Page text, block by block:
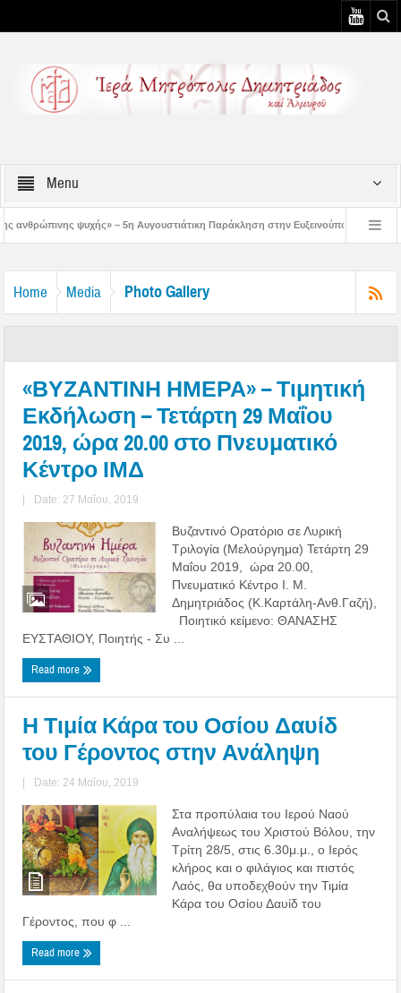
Menu
5η Αυγουστιάτικη Παράκληση στην Ευξεινούπολη Χειροθεσία
Home Media Photo Gallery
«ΒΥΖΑΝΤΙΝΗ ΗΜΕΡΑ» – Τιμητική
Εκδήλωση – Τετάρτη 29 Μαΐου
2019, ώρα 20.00 στο Πνευματικό
Κέντρο ΙΜΔ
| Date: 27 Μαΐου, 2019
Βυζαντινό Ορατόριο σε Λυρική
Τριλογία (Μελούργημα) Τετάρτη 29
Μαΐου 2019, ώρα 20.00,
Πνευματικό Κέντρο Ι. Μ.
Δημητριάδος (Κ.Καρτάλη-Ανθ.Γαζή),
Ποιητικό κείμενο: ΘΑΝΑΣΗΣ
ΕΥΣΤΑΘΙΟΥ, Ποιητής - Συ ...
Read more
Η Τιμία Κάρα του Οσίου Δαυίδ
του Γέροντος στην Ανάληψη
| Date: 24 Μαΐου, 2019
Στα προπύλαια του Ιερού Ναού
Αναλήψεως του Χριστού Βόλου, την
Τρίτη 28/5, στις 6.30μ.μ., ο Ιερός
κλήρος και ο φιλάγιος και πιστός
Λαός, θα υποδεχθούν την Τιμία
Κάρα του Οσίου Δαυίδ του
Γέροντος, που φ ...
Read more